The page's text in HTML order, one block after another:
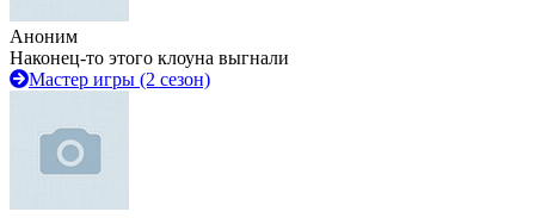
Аноним
Наконец-то этого клоуна выгнали
Мастер игры (2 сезон)